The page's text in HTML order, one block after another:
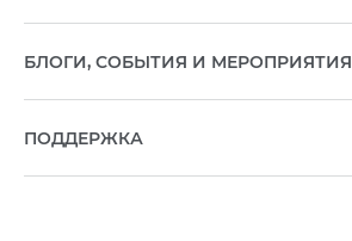
БЛОГИ, СОБЫТИЯ И МЕРОПРИЯТИЯ
ПОДДЕРЖКА